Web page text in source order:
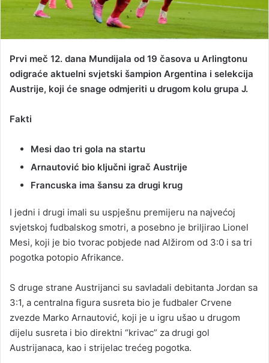
Prvi meč 12. dana Mundijala od 19 časova u Arlingtonu
odigraće aktuelni svjetski šampion Argentina i selekcija
Austrije, koji će snage odmjeriti u drugom kolu grupa J.
Fakti
Mesi dao tri gola na startu
Arnautović bio ključni igrač Austrije
Francuska ima šansu za drugi krug
I jedni i drugi imali su uspješnu premijeru na najvećoj
svjetskoj fudbalskog smotri, a posebno je briljirao Lionel
Mesi, koji je bio tvorac pobjede nad Alžirom od 3:0 i sa tri
pogotka potopio Afrikance.
S druge strane Austrijanci su savladali debitanta Jordan sa
3:1, a centralna figura susreta bio je fudbaler Crvene
zvezde Marko Arnautović, koji je u igru ušao u drugom
dijelu susreta i bio direktni “krivac” za drugi gol
Austrijanaca, kao i strijelac trećeg pogotka.